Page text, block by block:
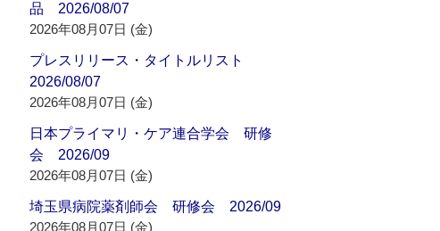
品 2026/08/07
2026年08月07日 (金)
プレスリリース・タイトルリスト
2026/08/07
2026年08月07日 (金)
日本プライマリ・ケア連合学会 研修
会 2026/09
2026年08月07日 (金)
埼玉県病院薬剤師会 研修会 2026/09
2026年08月07日 (金)